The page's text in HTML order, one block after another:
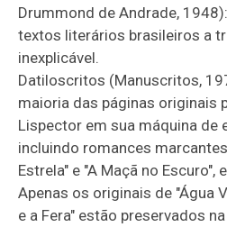
Drummond de Andrade,
textos literários brasileiros a
inexplicável.
Datiloscritos (Manuscritos,
maioria das páginas originais
Lispector em sua máquina de
incluindo romances
Estrela" e "A Maçã no Escuro",
Apenas os originais de "Água
e a Fera" estão preservados